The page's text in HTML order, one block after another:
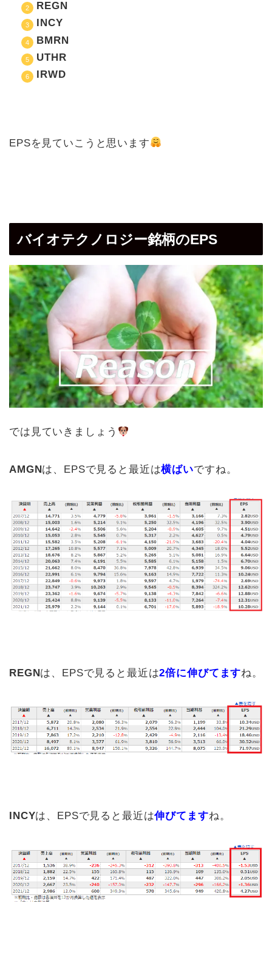
REGN
INCY
BMRN
UTHR
IRWD
EPSを見ていこうと思います
バイオテクノロジー銘柄のEPS
では見ていきましょう
AMGNは、EPSで見ると最近は横ばいですね。
REGN は、EPSで見ると最近は2倍に伸びてますね。
INCYは、EPSで見ると最近は伸びてますね。